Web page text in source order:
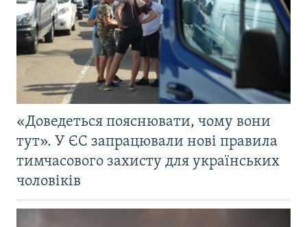
«Доведеться пояснювати, чому вони
тут». У ЄС запрацювали нові правила
тимчасового захисту для українських
чоловіків